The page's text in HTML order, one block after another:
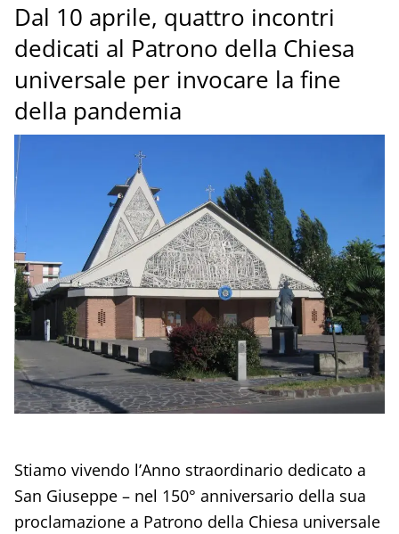
Dal 10 aprile, quattro incontri
dedicati al Patrono della Chiesa
universale per invocare la fine
della pandemia
Stiamo vivendo l’Anno straordinario dedicato a
San Giuseppe – nel 150° anniversario della sua
proclamazione a Patrono della Chiesa universale